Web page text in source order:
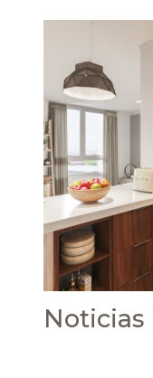
Noticias